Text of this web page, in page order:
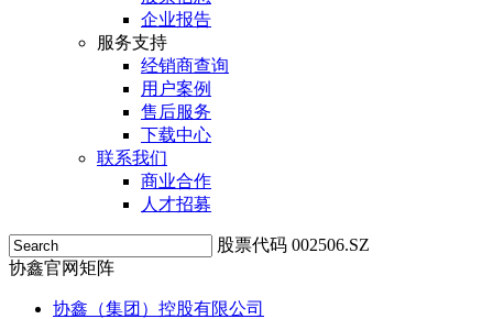
企业报告
服务支持
经销商查询
用户案例
售后服务
下载中心
联系我们
商业合作
人才招募
股票代码 002506.SZ
协鑫官网矩阵
协鑫（集团）控股有限公司